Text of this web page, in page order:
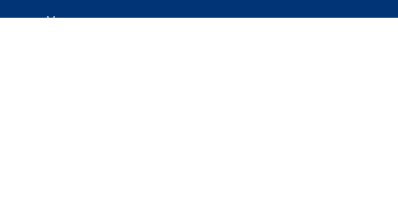
Медицинским ассоциациям